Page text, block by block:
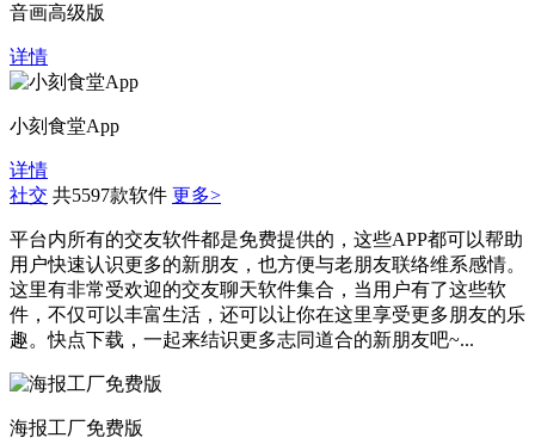
音画高级版
详情
小刻食堂App
详情
社交 共5597款软件 更多>
平台内所有的交友软件都是免费提供的，这些APP都可以帮助
用户快速认识更多的新朋友，也方便与老朋友联络维系感情。
这里有非常受欢迎的交友聊天软件集合，当用户有了这些软
件，不仅可以丰富生活，还可以让你在这里享受更多朋友的乐
趣。快点下载，一起来结识更多志同道合的新朋友吧~...
海报工厂免费版